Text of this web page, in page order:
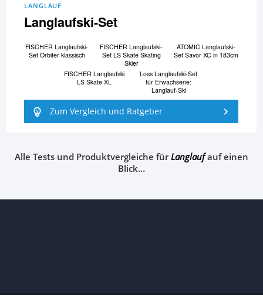
LANGLAUF
Langlaufski-Set
FISCHER Langlaufski-
Set Orbiter klassisch
FISCHER Langlaufski-
Set LS Skate Skating
Skier
ATOMIC Langlaufski-
Set Savor XC in 183cm
FISCHER Langlaufski
LS Skate XL
Loss Langlaufski-Set
für Erwachsene:
Langlauf-Ski
Zum Vergleich und Ratgeber
Alle Tests und Produktvergleiche fürLanglaufauf einen
Blick…